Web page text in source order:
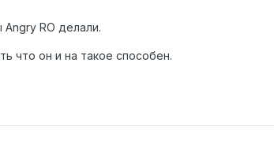
RO делали.
что он и на такое способен.